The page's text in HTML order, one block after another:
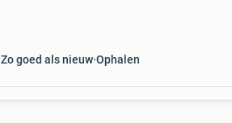
Zo goed als nieuw Ophalen